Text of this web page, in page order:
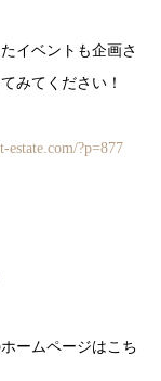
イベントも企画さ
みてください！
estate.com/?p=877
ームページはこち